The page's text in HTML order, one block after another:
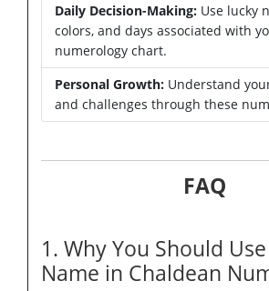
Daily Decision-Making: Use lucky
colors, and days associated with
numerology chart.
Personal Growth: Understand
and challenges through these
FAQ
1. Why You Should
Name in Chaldean